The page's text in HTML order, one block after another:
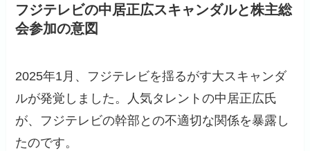
フジテレビの中居正広スキャンダルと株主総
会参加の意図
2025年1月、フジテレビを揺るがす大スキャンダ
ルが発覚しました。人気タレントの中居正広氏
が、フジテレビの幹部との不適切な関係を暴露し
たのです。